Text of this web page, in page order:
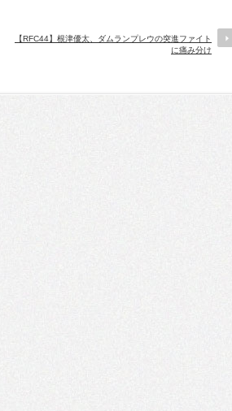
【RFC44】根津優太、ダムランプレウの突進ファイト
に痛み分け